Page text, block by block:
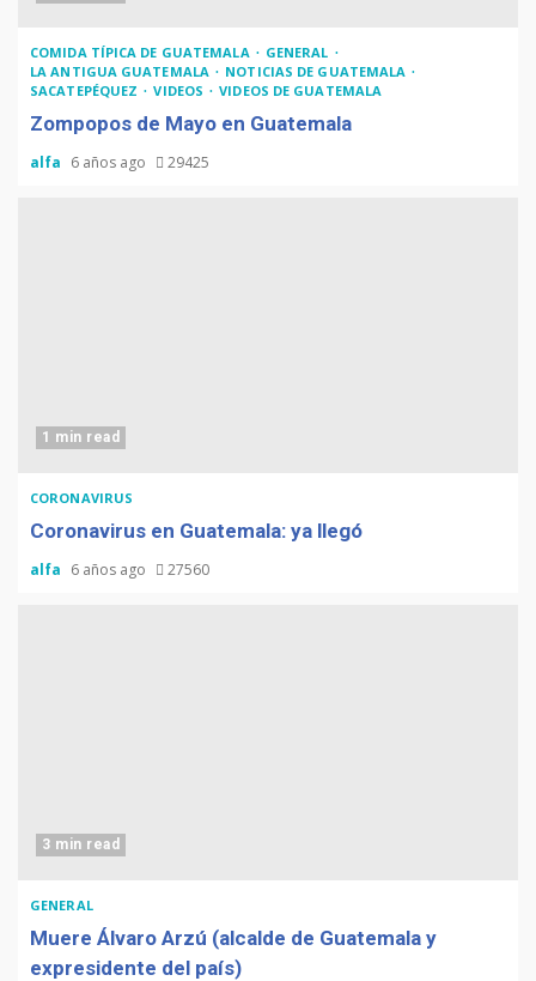
COMIDA TÍPICA DE GUATEMALA
GENERAL
LA ANTIGUA GUATEMALA
NOTICIAS DE GUATEMALA
SACATEPÉQUEZ
VIDEOS VIDEOS DE GUATEMALA
Zompopos de Mayo en Guatemala
alfa 6 años ago 29425
1 min read
CORONAVIRUS
Coronavirus en Guatemala: ya llegó
alfa 6 años ago 27560
3 min read
GENERAL
Muere Álvaro Arzú (alcalde de Guatemala y
expresidente del país)